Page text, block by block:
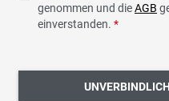
genommen und dieAGB
einverstanden. *